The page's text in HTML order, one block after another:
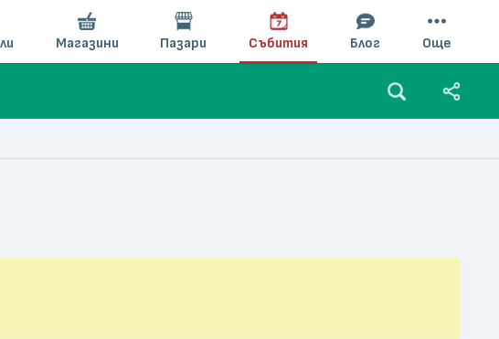
Магазини Пазари Събития Блог Още